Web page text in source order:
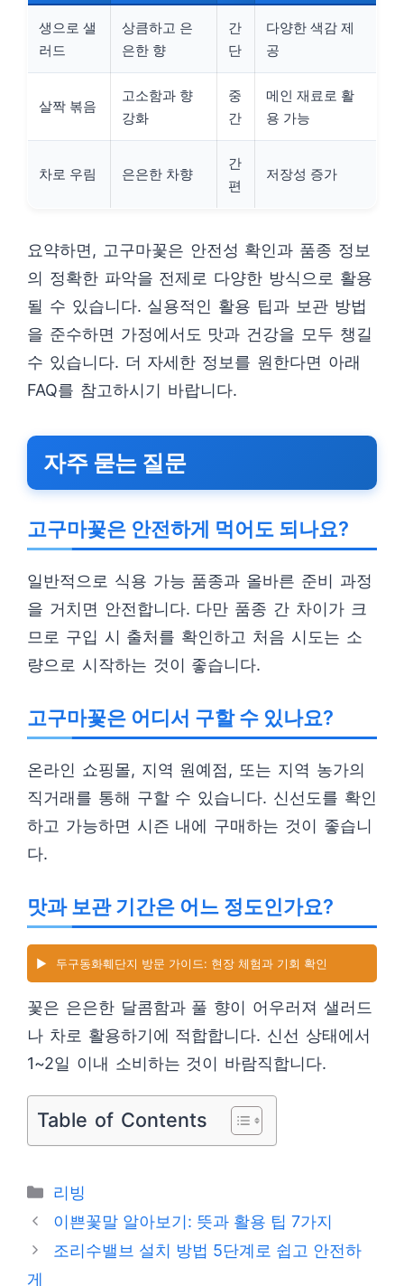
생으로 샐
러드
상큼하고 은
은한 향
간
단
다양한 색감 제
공
살짝 볶음
고소함과 향
강화
중
간
메인 재료로 활
용 가능
차로 우림 은은한 차향
간
편
저장성 증가
요약하면, 고구마꽃은 안전성 확인과 품종 정보
의 정확한 파악을 전제로 다양한 방식으로 활용
될 수 있습니다. 실용적인 활용 팁과 보관 방법
을 준수하면 가정에서도 맛과 건강을 모두 챙길
수 있습니다. 더 자세한 정보를 원한다면 아래
FAQ를 참고하시기 바랍니다.
자주 묻는 질문
고구마꽃은 안전하게 먹어도 되나요?
일반적으로 식용 가능 품종과 올바른 준비 과정
을 거치면 안전합니다. 다만 품종 간 차이가 크
므로 구입 시 출처를 확인하고 처음 시도는 소
량으로 시작하는 것이 좋습니다.
고구마꽃은 어디서 구할 수 있나요?
온라인 쇼핑몰, 지역 원예점, 또는 지역 농가의
직거래를 통해 구할 수 있습니다. 신선도를 확인
하고 가능하면 시즌 내에 구매하는 것이 좋습니
다.
맛과 보관 기간은 어느 정도인가요?
▶️ 두구동화훼단지 방문 가이드: 현장 체험과 기회 확인
꽃은 은은한 달콤함과 풀 향이 어우러져 샐러드
나 차로 활용하기에 적합합니다. 신선 상태에서
1~2일 이내 소비하는 것이 바람직합니다.
Table of Contents
카
테
리
리빙
이쁜꽃말 알아보기: 뜻과 활용 팁 7가지
조리수밸브 설치 방법 5단계로 쉽고 안전하
게